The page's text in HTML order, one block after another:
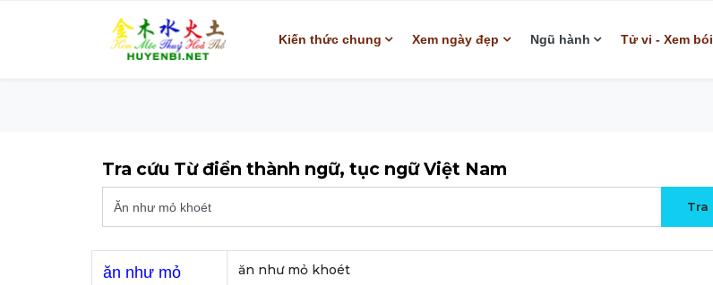
Kiến thức chung Xem ngày đẹp Ngũ hành Tử vi - Xem bói
Tra cứu Từ điển thành ngữ, tục ngữ Việt Nam
ăn như mỏ
ăn như mỏ khoét